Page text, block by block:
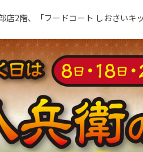
2階、「フードコート しおさいキ